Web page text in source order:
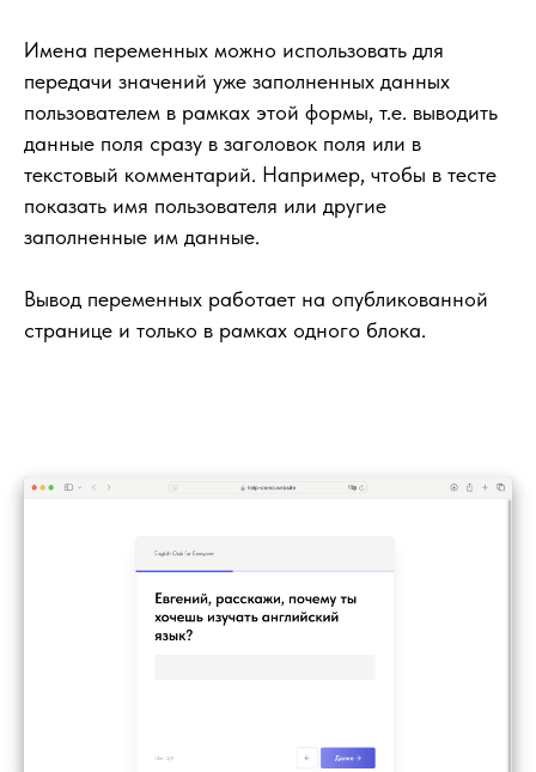
Имена переменных можно использовать для
передачи значений уже заполненных данных
пользователем в рамках этой формы, т.е. выводить
данные поля сразу в заголовок поля или в
текстовый комментарий. Например, чтобы в тесте
показать имя пользователя или другие
заполненные им данные.
Вывод переменных работает на опубликованной
странице и только в рамках одного блока.